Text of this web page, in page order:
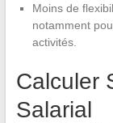
Moins de
notamment
activités.
Calculer
Salarial